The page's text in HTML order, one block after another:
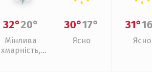
32°20°
Мінлива
хмарність,
30°17°
Ясно
31°
Ясно